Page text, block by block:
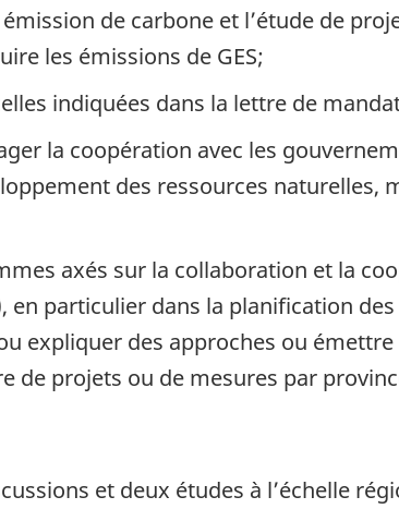
de carbone et l’étude de
les émissions de GES;
indiquées dans la lettre de
la coopération avec les
des ressources naturelles,
axés sur la collaboration et la
particulier dans la planification
expliquer des approches ou
projets ou de mesures par
et deux études à l’échelle